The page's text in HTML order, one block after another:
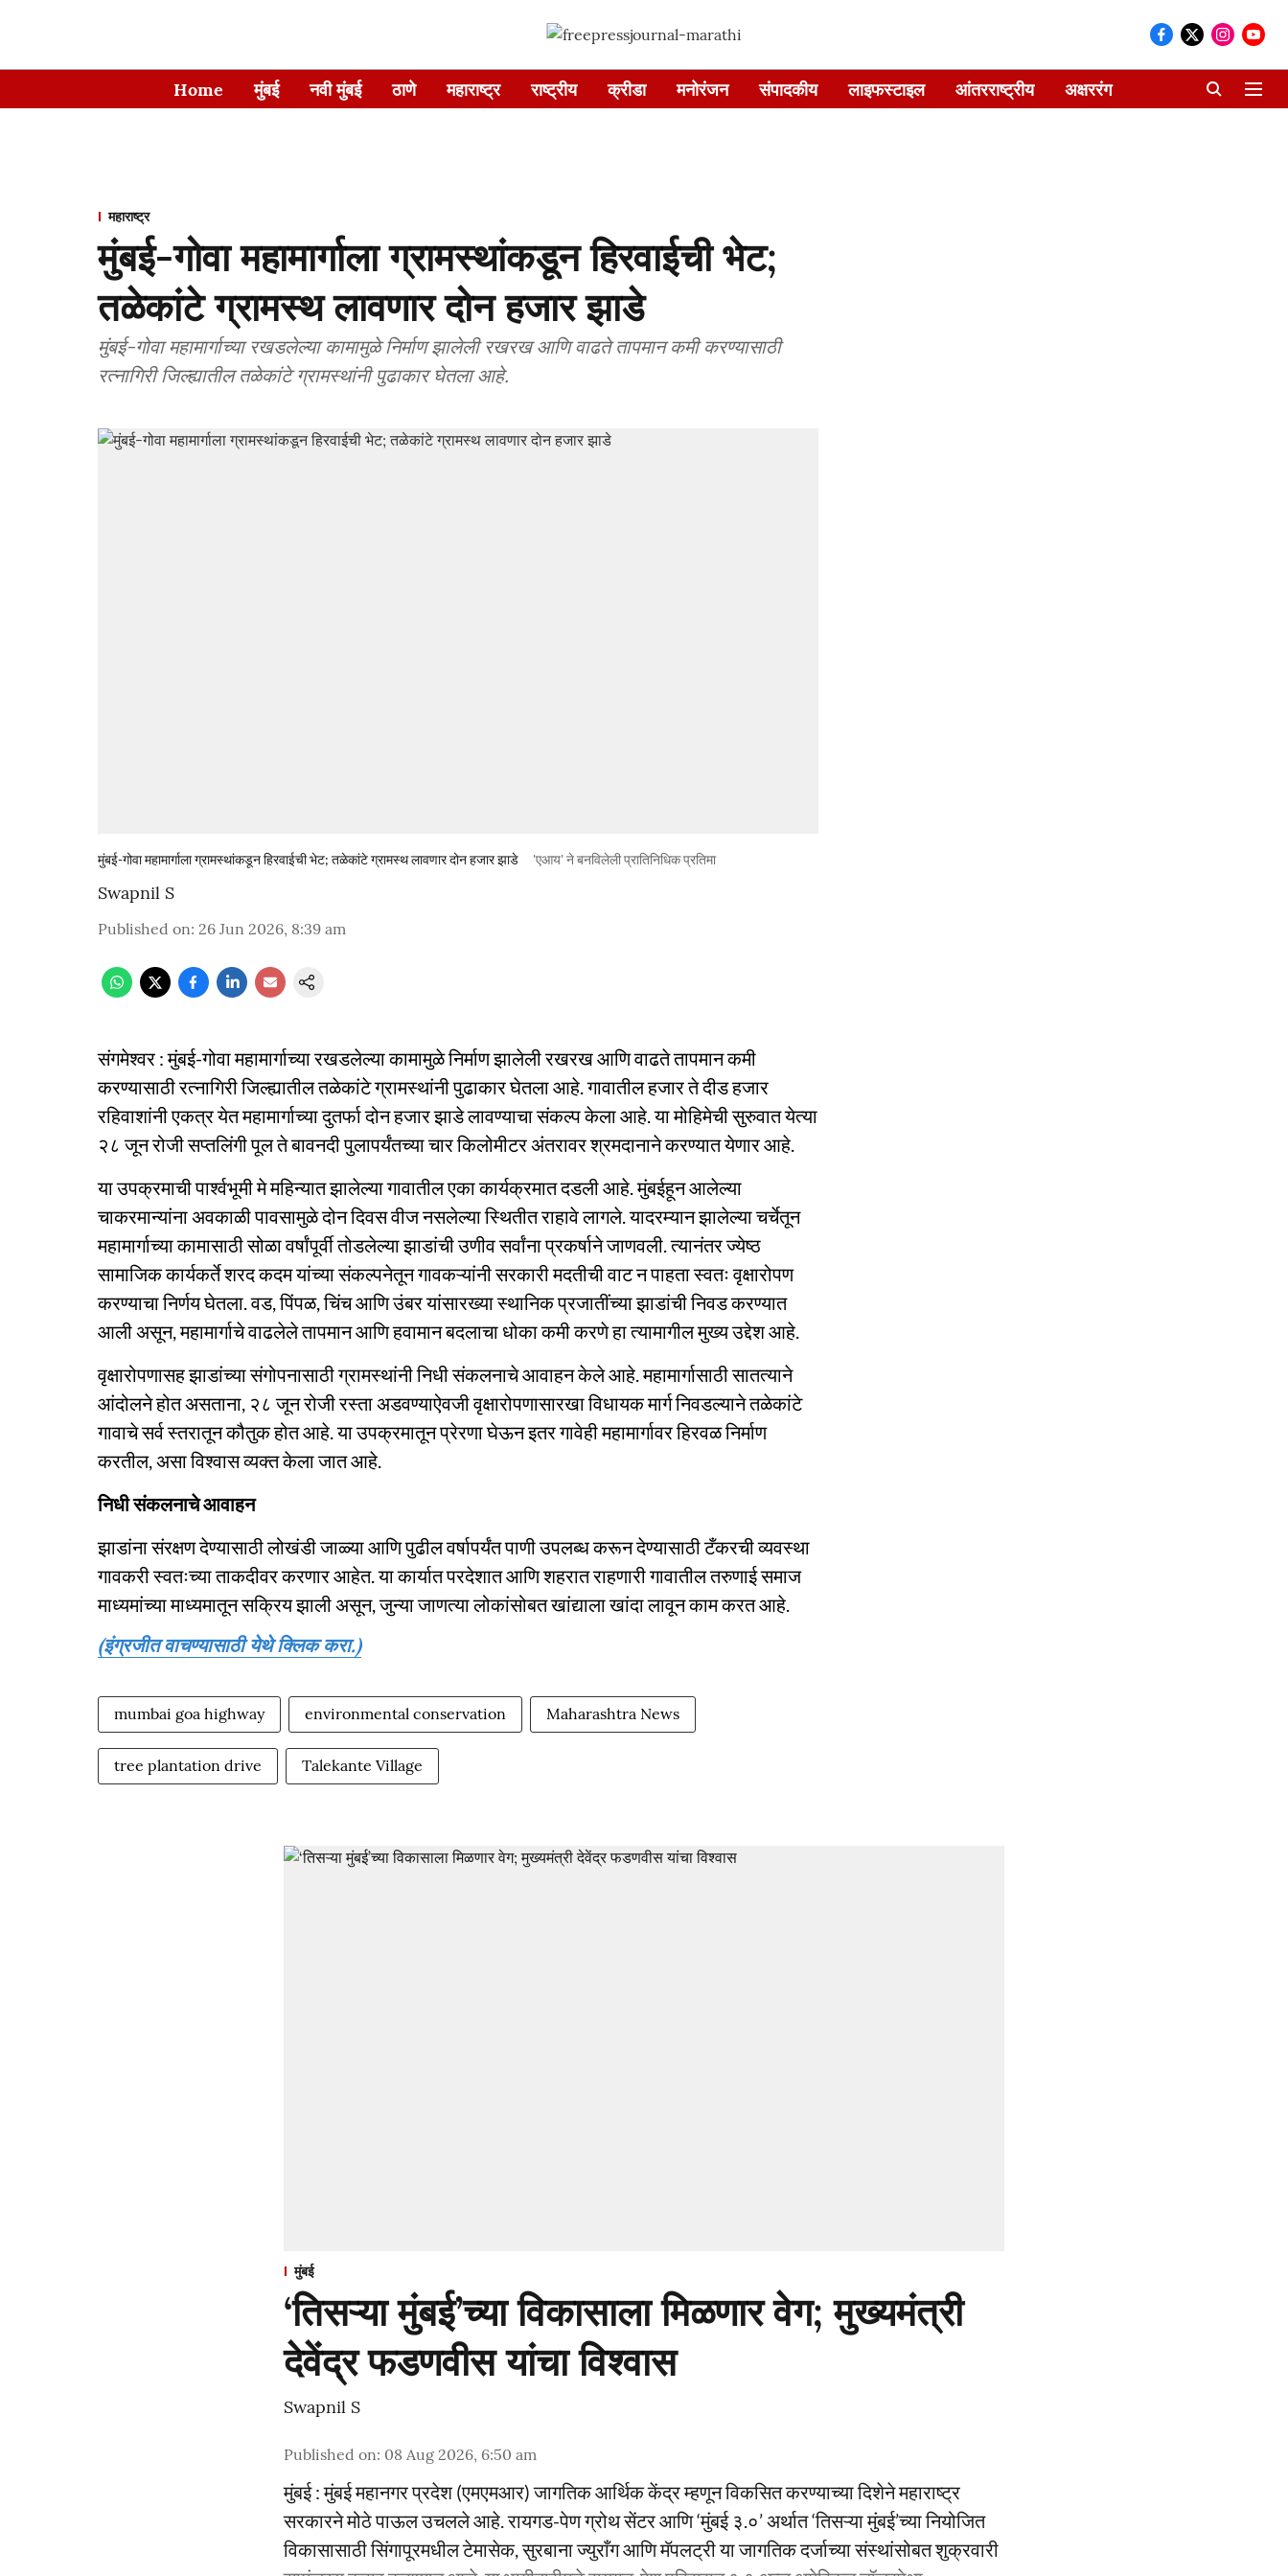
Home मुंबई नवी मुंबई ठाणे महाराष्ट्र राष्ट्रीय क्रीडा मनोरंजन संपादकीय लाइफस्टाइल आंतरराष्ट्रीय अक्षररंग
महाराष्ट्र
मुंबई-गोवा महामार्गाला ग्रामस्थांकडून हिरवाईची भेट;
तळेकांटे ग्रामस्थ लावणार दोन हजार झाडे
मुंबई-गोवा महामार्गाच्या रखडलेल्या कामामुळे निर्माण झालेली रखरख आणि वाढते तापमान कमी करण्यासाठी
रत्नागिरी जिल्ह्यातील तळेकांटे ग्रामस्थांनी पुढाकार घेतला आहे.
मुंबई-गोवा महामार्गाला ग्रामस्थांकडून हिरवाईची भेट; तळेकांटे ग्रामस्थ लावणार दोन हजार झाडे 'एआय' ने बनविलेली प्रातिनिधिक प्रतिमा
Swapnil S
Published on: 26 Jun 2026, 8:39 am
संगमेश्वर : मुंबई-गोवा महामार्गाच्या रखडलेल्या कामामुळे निर्माण झालेली रखरख आणि वाढते तापमान कमी
करण्यासाठी रत्नागिरी जिल्ह्यातील तळेकांटे ग्रामस्थांनी पुढाकार घेतला आहे. गावातील हजार ते दीड हजार
रहिवाशांनी एकत्र येत महामार्गाच्या दुतर्फा दोन हजार झाडे लावण्याचा संकल्प केला आहे. या मोहिमेची सुरुवात येत्या
२८ जून रोजी सप्तलिंगी पूल ते बावनदी पुलापर्यंतच्या चार किलोमीटर अंतरावर श्रमदानाने करण्यात येणार आहे.
या उपक्रमाची पार्श्वभूमी मे महिन्यात झालेल्या गावातील एका कार्यक्रमात दडली आहे. मुंबईहून आलेल्या
चाकरमान्यांना अवकाळी पावसामुळे दोन दिवस वीज नसलेल्या स्थितीत राहावे लागले. यादरम्यान झालेल्या चर्चेतून
महामार्गाच्या कामासाठी सोळा वर्षांपूर्वी तोडलेल्या झाडांची उणीव सर्वांना प्रकर्षाने जाणवली. त्यानंतर ज्येष्ठ
सामाजिक कार्यकर्ते शरद कदम यांच्या संकल्पनेतून गावकऱ्यांनी सरकारी मदतीची वाट न पाहता स्वतः वृक्षारोपण
करण्याचा निर्णय घेतला. वड, पिंपळ, चिंच आणि उंबर यांसारख्या स्थानिक प्रजातींच्या झाडांची निवड करण्यात
आली असून, महामार्गाचे वाढलेले तापमान आणि हवामान बदलाचा धोका कमी करणे हा त्यामागील मुख्य उद्देश आहे.
वृक्षारोपणासह झाडांच्या संगोपनासाठी ग्रामस्थांनी निधी संकलनाचे आवाहन केले आहे. महामार्गासाठी सातत्याने
आंदोलने होत असताना, २८ जून रोजी रस्ता अडवण्याऐवजी वृक्षारोपणासारखा विधायक मार्ग निवडल्याने तळेकांटे
गावाचे सर्व स्तरातून कौतुक होत आहे. या उपक्रमातून प्रेरणा घेऊन इतर गावेही महामार्गावर हिरवळ निर्माण
करतील, असा विश्वास व्यक्त केला जात आहे.
निधी संकलनाचे आवाहन
झाडांना संरक्षण देण्यासाठी लोखंडी जाळ्या आणि पुढील वर्षापर्यंत पाणी उपलब्ध करून देण्यासाठी टँकरची व्यवस्था
गावकरी स्वतःच्या ताकदीवर करणार आहेत. या कार्यात परदेशात आणि शहरात राहणारी गावातील तरुणाई समाज
माध्यमांच्या माध्यमातून सक्रिय झाली असून, जुन्या जाणत्या लोकांसोबत खांद्याला खांदा लावून काम करत आहे.
(इंग्रजीत वाचण्यासाठी येथे क्लिक करा.)
mumbai goa highway environmental conservation Maharashtra News
tree plantation drive Talekante Village
मुंबई
‘तिसऱ्या मुंबई’च्या विकासाला मिळणार वेग; मुख्यमंत्री
देवेंद्र फडणवीस यांचा विश्वास
Swapnil S
Published on: 08 Aug 2026, 6:50 am
मुंबई : मुंबई महानगर प्रदेश (एमएमआर) जागतिक आर्थिक केंद्र म्हणून विकसित करण्याच्या दिशेने महाराष्ट्र
सरकारने मोठे पाऊल उचलले आहे. रायगड-पेण ग्रोथ सेंटर आणि ‘मुंबई ३.०’ अर्थात ‘तिसऱ्या मुंबई’च्या नियोजित
विकासासाठी सिंगापूरमधील टेमासेक, सुरबाना ज्युराँग आणि मॅपलट्री या जागतिक दर्जाच्या संस्थांसोबत शुक्रवारी